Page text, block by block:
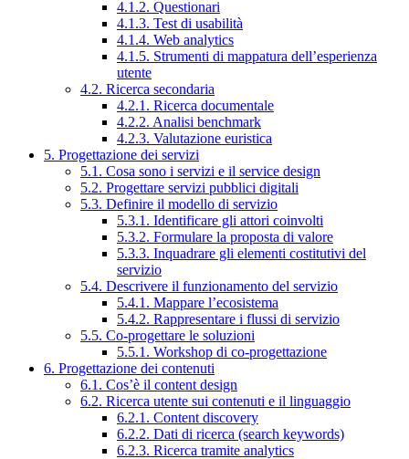
4.1.2. Questionari
4.1.3. Test di usabilità
4.1.4. Web analytics
4.1.5. Strumenti di mappatura dell’esperienza
utente
4.2. Ricerca secondaria
4.2.1. Ricerca documentale
4.2.2. Analisi benchmark
4.2.3. Valutazione euristica
5. Progettazione dei servizi
5.1. Cosa sono i servizi e il service design
5.2. Progettare servizi pubblici digitali
5.3. Definire il modello di servizio
5.3.1. Identificare gli attori coinvolti
5.3.2. Formulare la proposta di valore
5.3.3. Inquadrare gli elementi costitutivi del
servizio
5.4. Descrivere il funzionamento del servizio
5.4.1. Mappare l’ecosistema
5.4.2. Rappresentare i flussi di servizio
5.5. Co-progettare le soluzioni
5.5.1. Workshop di co-progettazione
6. Progettazione dei contenuti
6.1. Cos’è il content design
6.2. Ricerca utente sui contenuti e il linguaggio
6.2.1. Content discovery
6.2.2. Dati di ricerca (search keywords)
6.2.3. Ricerca tramite analytics